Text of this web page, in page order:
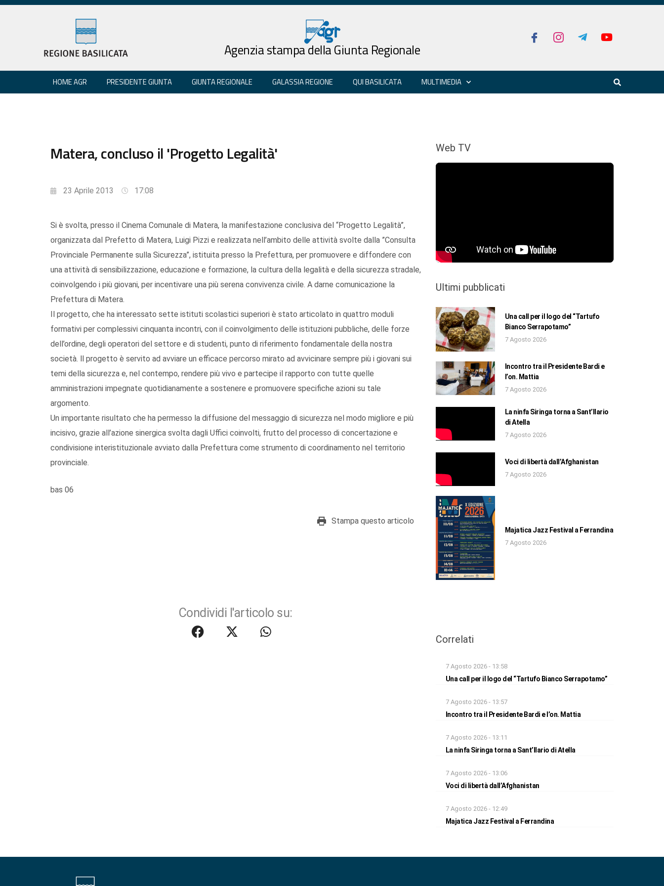
Agenzia stampa della Giunta Regionale
HOME AGR PRESIDENTE GIUNTA GIUNTA REGIONALE GALASSIA REGIONE QUI BASILICATA MULTIMEDIA
Matera, concluso il 'Progetto Legalità'
23 Aprile 2013 17:08
Si è svolta, presso il Cinema Comunale di Matera, la manifestazione conclusiva del “Progetto Legalità”,
organizzata dal Prefetto di Matera, Luigi Pizzi e realizzata nell’ambito delle attività svolte dalla ”Consulta
Provinciale Permanente sulla Sicurezza”, istituita presso la Prefettura, per promuovere e diffondere con
una attività di sensibilizzazione, educazione e formazione, la cultura della legalità e della sicurezza stradale,
coinvolgendo i più giovani, per incentivare una più serena convivenza civile. A darne comunicazione la
Prefettura di Matera.
Il progetto, che ha interessato sette istituti scolastici superiori è stato articolato in quattro moduli
formativi per complessivi cinquanta incontri, con il coinvolgimento delle istituzioni pubbliche, delle forze
dell’ordine, degli operatori del settore e di studenti, punto di riferimento fondamentale della nostra
società. ll progetto è servito ad avviare un efficace percorso mirato ad avvicinare sempre più i giovani sui
temi della sicurezza e, nel contempo, rendere più vivo e partecipe il rapporto con tutte quelle
amministrazioni impegnate quotidianamente a sostenere e promuovere specifiche azioni su tale
argomento.
Un importante risultato che ha permesso la diffusione del messaggio di sicurezza nel modo migliore e più
incisivo, grazie all’azione sinergica svolta dagli Uffici coinvolti, frutto del processo di concertazione e
condivisione interistituzionale avviato dalla Prefettura come strumento di coordinamento nel territorio
provinciale.
bas 06
Stampa questo articolo
Condividi l'articolo su:
Web TV
Ultimi pubblicati
Una call per il logo del “Tartufo
Bianco Serrapotamo”
7 Agosto 2026
Incontro tra il Presidente Bardi e
l’on. Mattia
7 Agosto 2026
La ninfa Siringa torna a Sant’Ilario
di Atella
7 Agosto 2026
Voci di libertà dall’Afghanistan
7 Agosto 2026
Majatica Jazz Festival a Ferrandina
7 Agosto 2026
Correlati
7 Agosto 2026 - 13:58
Una call per il logo del “Tartufo Bianco Serrapotamo”
7 Agosto 2026 - 13:57
Incontro tra il Presidente Bardi e l’on. Mattia
7 Agosto 2026 - 13:11
La ninfa Siringa torna a Sant’Ilario di Atella
7 Agosto 2026 - 13:06
Voci di libertà dall’Afghanistan
7 Agosto 2026 - 12:49
Majatica Jazz Festival a Ferrandina